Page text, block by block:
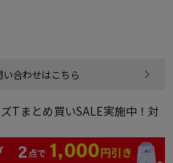
合わせはこちら
Tまとめ買いSALE実施中！対